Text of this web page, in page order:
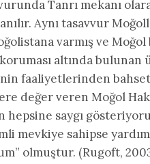
Tanrı mekanı
Aynı tasavvur
varmış ve
altında bulunan
faaliyetlerinden
değer veren Moğol
hepsine saygı
mevkiye sahipse
olmuştur. (Rugoft,